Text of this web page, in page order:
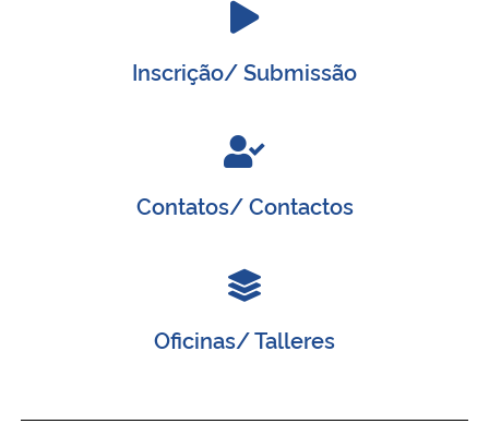
Inscrição/ Submissão
Contatos/ Contactos
Oficinas/ Talleres